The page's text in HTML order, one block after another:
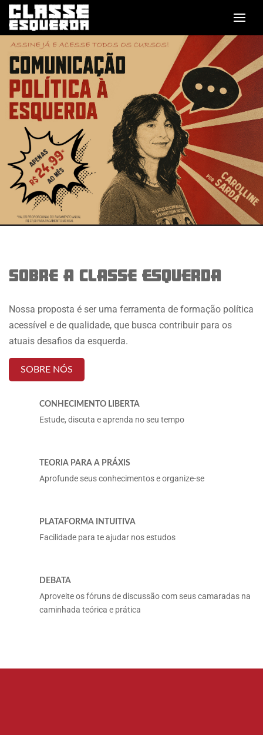
SOBRE A CLASSE ESQUERDA
Nossa proposta é ser uma ferramenta de formação política
acessível e de qualidade, que busca contribuir para os
atuais desafios da esquerda.
SOBRE NÓS
CONHECIMENTO LIBERTA
Estude, discuta e aprenda no seu tempo
TEORIA PARA A PRÁXIS
Aprofunde seus conhecimentos e organize-se
PLATAFORMA INTUITIVA
Facilidade para te ajudar nos estudos
DEBATA
Aproveite os fóruns de discussão com seus camaradas na
caminhada teórica e prática